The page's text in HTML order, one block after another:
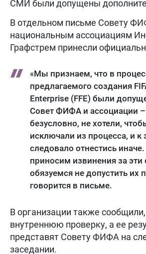
СМИ были допущены
В отдельном письме Совету
национальным ассоциациям
Графстрем принесли
«Мы признаем, что в
предлагаемого создания
Enterprise (FFE) были
Совет ФИФА и ассоциации
безусловно, не хотели,
исключали из процесса, и к
следовало отнестись
приносим извинения за
обязуемся не допустить их
говорится в письме.
В организации также
внутреннюю проверку, а ее
представят Совету ФИФА на
заседании.